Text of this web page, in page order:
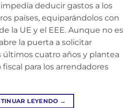
deducir gastos a los
países, equiparándolos con
la UE y el EEE. Aunque no es
la puerta a solicitar
últimos cuatro años y plantea
para los arrendadores
LEYENDO →